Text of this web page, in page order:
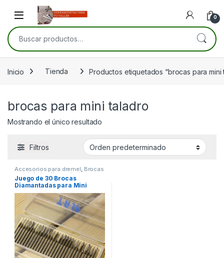
Skip to navigation
Skip to content
Open 0
Buscar por:
Inicio Tienda Productos etiquetados “brocas para mini
brocas para mini taladro
Mostrando el único resultado
Filtros
Accesorios para dremel, Brocas
para taladro,Herramientas
manuales, Herramientas para
carpintería,Herramientas para
Juego de 30 Brocas
Diamantadas para Mini
Taladro, vástago de 3mm